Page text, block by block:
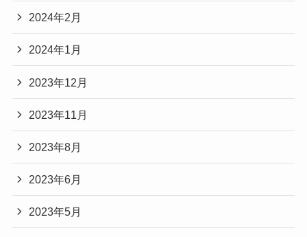
2024年2月
2024年1月
2023年12月
2023年11月
2023年8月
2023年6月
2023年5月